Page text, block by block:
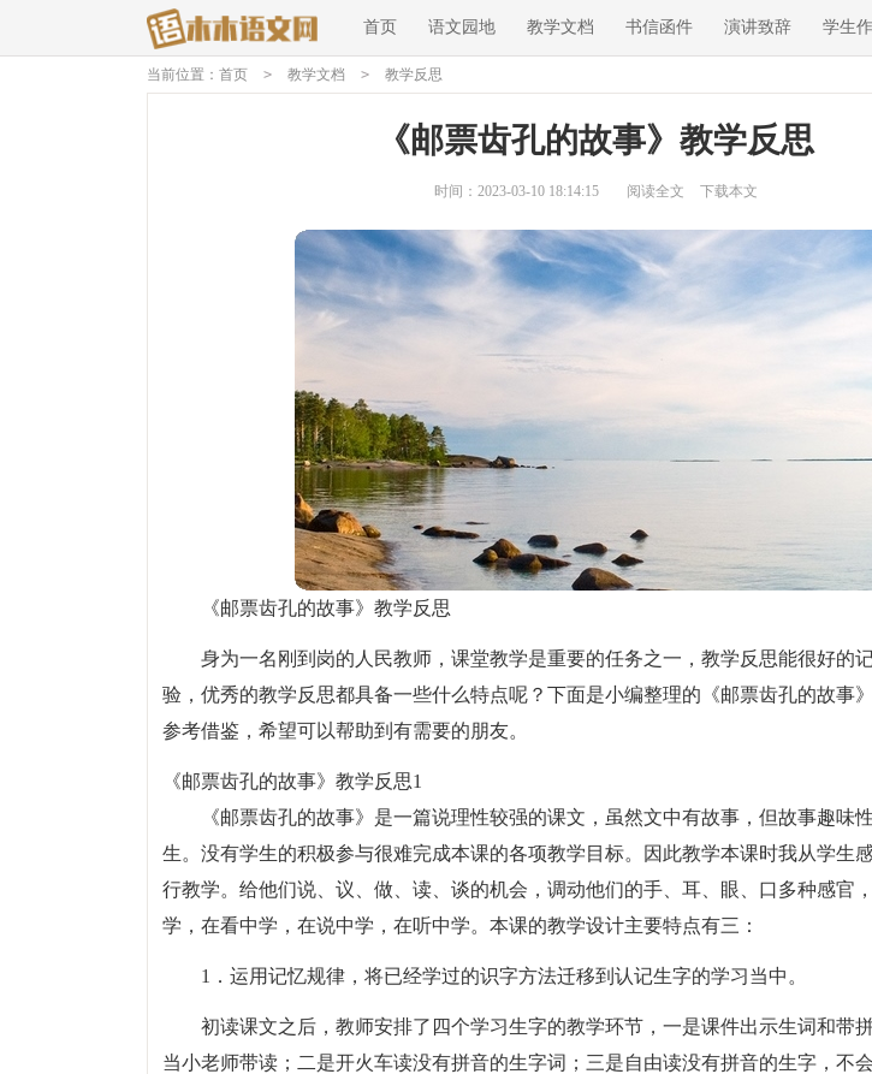
首页 语文园地 教学文档 书信函件 演讲致辞 学生
当前位置： 首页 > 教学文档 > 教学反思
《邮票齿孔的故事》教学反思
时间：2023-03-10 18:14:15 阅读全文 下载本文
《邮票齿孔的故事》教学反思
身为一名刚到岗的人民教师，课堂教学是重要的任务之一，教学反思能很好的
验，优秀的教学反思都具备一些什么特点呢？下面是小编整理的《邮票齿孔的故事
参考借鉴，希望可以帮助到有需要的朋友。
《邮票齿孔的故事》教学反思1
《邮票齿孔的故事》是一篇说理性较强的课文，虽然文中有故事，但故事趣味
生。没有学生的积极参与很难完成本课的各项教学目标。因此教学本课时我从学生
行教学。给他们说、议、做、读、谈的机会，调动他们的手、耳、眼、口多种感官
学，在看中学，在说中学，在听中学。本课的教学设计主要特点有三：
1．运用记忆规律，将已经学过的识字方法迁移到认记生字的学习当中。
初读课文之后，教师安排了四个学习生字的教学环节，一是课件出示生词和带
当小老师带读；二是开火车读没有拼音的生字词；三是自由读没有拼音的生字，不